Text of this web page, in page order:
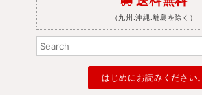
（九州.沖縄.離島を除く）
はじめにお読みください。